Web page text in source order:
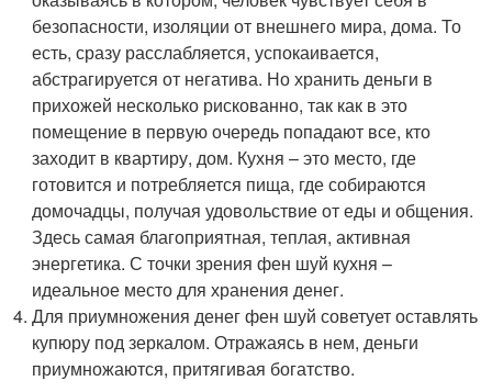
безопасности, изоляции от внешнего мира, дома. То
есть, сразу расслабляется, успокаивается,
абстрагируется от негатива. Но хранить деньги в
прихожей несколько рискованно, так как в это
помещение в первую очередь попадают все, кто
заходит в квартиру, дом. Кухня – это место, где
готовится и потребляется пища, где собираются
домочадцы, получая удовольствие от еды и общения.
Здесь самая благоприятная, теплая, активная
энергетика. С точки зрения фен шуй кухня –
идеальное место для хранения денег.
Для приумножения денег фен шуй советует оставлять
купюру под зеркалом. Отражаясь в нем, деньги
приумножаются, притягивая богатство.